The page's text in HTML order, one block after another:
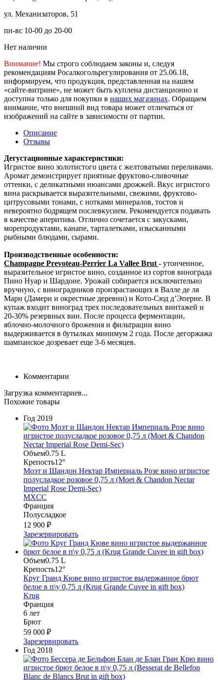
ул. Механизаторов, 51
пн-вс 10-00 до 20-00
Нет наличии
Внимание! Мы строго соблюдаем законы и, следуя
рекомендациям Росалкогольрегулирования от 25.06.18,
информируем, что продукция, представленная на нашем
«сайте-витрине», не может быть куплена дистанционно и
доступна только для покупки в наших магазинах. Обращаем
внимание, что внешний вид товара может отличаться от
изображений на сайте в зависимости от партии.
Описание
Отзывы
Дегустационные характеристики:
Игристое вино золотистого цвета с желтоватыми переливами.
Аромат демонстрирует приятные фруктово-сливочные
оттенки, с деликатными нюансами дрожжей. Вкус игристого
вина раскрывается выразительными, свежими, фруктово-
цитрусовыми тонами, с нотками минералов, тостов и
невероятно бодрящем послевкусием. Рекомендуется подавать
в качестве аперитива. Отлично сочетается с закусками,
морепродуктами, канапе, тарталетками, изысканными
рыбными блюдами, сырами.
Производственные особенности:
Champagne Prevoteau-Perrier La Vallee Brut - утонченное,
выразительное игристое вино, созданное из сортов винограда
Пино Нуар и Шардоне. Урожай собирается исключительно
вручную, с виноградников произрастающих в Валле де ля
Марн (Дамери и окрестные деревни) и Кото-Сюд д’Эперне. В
купаж входит виноград трех последовательных винтажей и
20-30% резервных вин. После процесса ферментации,
яблочно-молочного брожения и фильтрации вино
выдерживается в бутылках минимум 2 года. После дегоржажа
шампанское дозревает еще 3-6 месяцев.
Комментарии
Загрузка комментариев...
Похожие товары
Год 2019
Объем0.75 L
Крепость12°
Моэт и Шандон Нектар Империаль Розе вино игристое
полусладкое розовое 0,75 л (Moet & Chandon Nectar
Imperial Rose Demi-Sec)
MXCC
Франция
Полусладкое
12 900 ₽
Зарезервировать
Объем0.75 L
Крепость12°
Круг Гранд Кюве вино игристое выдержанное брют
белое в п\у 0,75 л (Krug Grande Cuvee in gift box)
Krug
Франция
6 лет
Брют
59 000 ₽
Зарезервировать
Год 2018